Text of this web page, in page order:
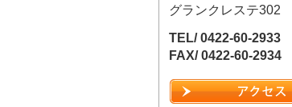
グランクレステ302
TEL/ 0422-60-2933
FAX/ 0422-60-2934